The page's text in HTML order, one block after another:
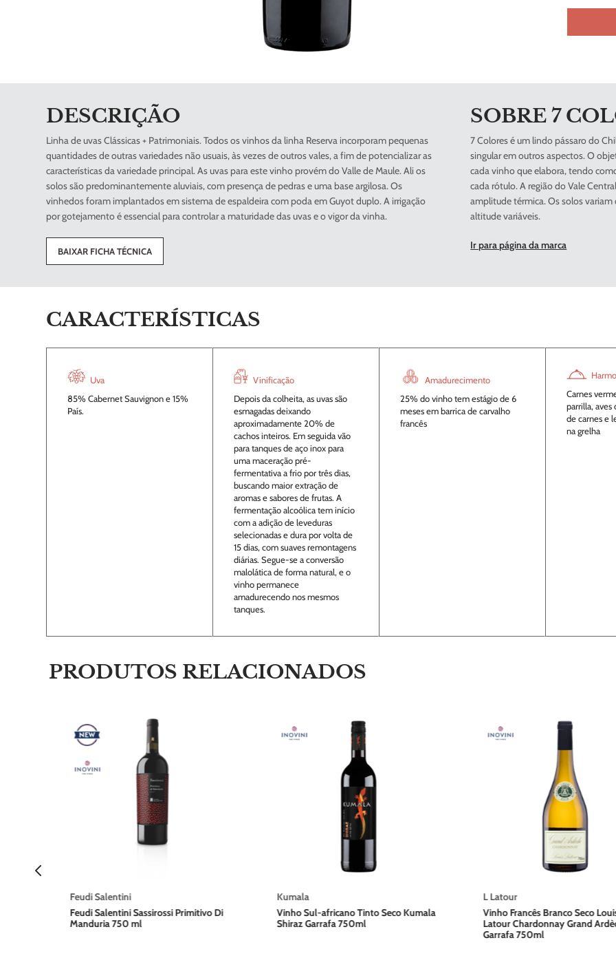
DESCRIÇÃO
Linha de uvas Clássicas + Patrimoniais. Todos os vinhos da linha Reserva incorporam pequenas
quantidades de outras variedades não usuais, às vezes de outros vales, a fim de potencializar as
características da variedade principal. As uvas para este vinho provém do Valle de Maule. Ali os
solos são predominantemente aluviais, com presença de pedras e uma base argilosa. Os
vinhedos foram implantados em sistema de espaldeira com poda em Guyot duplo. A irrigação
por gotejamento é essencial para controlar a maturidade das uvas e o vigor da vinha.
BAIXAR FICHA TÉCNICA
SOBRE 7
7 Colores é um lindo pássaro do
singular em outros aspectos. O
cada vinho que elabora, tendo
cada rótulo. A região do Vale
amplitude térmica. Os solos
altitude variáveis.
Ir para página da marca
CARACTERÍSTICAS
Uva
85% Cabernet Sauvignon e 15%
País.
Vinificação
Depois da colheita, as uvas são
esmagadas deixando
aproximadamente 20% de
cachos inteiros. Em seguida vão
para tanques de aço inox para
uma maceração pré-
fermentativa a frio por três dias,
buscando maior extração de
aromas e sabores de frutas. A
fermentação alcoólica tem início
com a adição de leveduras
selecionadas e dura por volta de
15 dias, com suaves remontagens
diárias. Segue-se a conversão
malolática de forma natural, e o
vinho permanece
amadurecendo nos mesmos
tanques.
Amadurecimento
25% do vinho tem estágio de 6
meses em barrica de carvalho
francês
Carnes
parrilla, aves
de carnes e
na grelha
PRODUTOS RELACIONADOS
Feudi Salentini
Feudi Salentini Sassirossi Primitivo Di
Manduria 750 ml
Kumala
Vinho Sul-africano Tinto Seco Kumala
Shiraz Garrafa 750ml
L Latour
Vinho Francês Branco Seco
Latour Chardonnay Grand
Garrafa 750ml